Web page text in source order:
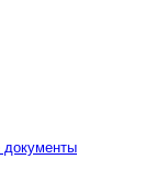
документы